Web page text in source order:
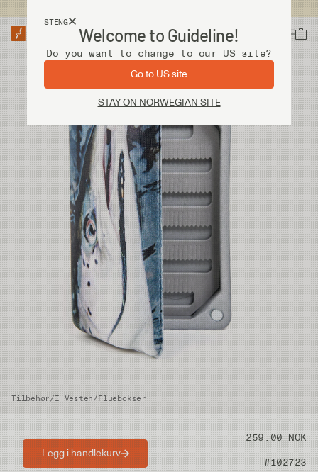
STENG
Welcome to Guideline!
Do you want to change to our US site?
Go to US site
STAY ON NORWEGIAN SITE
Tilbehør/I Vesten/Fluebokser
Pris 259.00 NOK
Artikkelnummer #102723
Legg i handlekurv